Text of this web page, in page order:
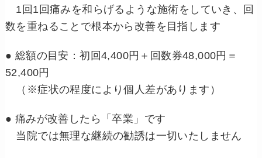
1回1回痛みを和らげるような施術をしていき、回
数を重ねることで根本から改善を目指します
● 総額の目安：初回4,400円＋回数券48,000円＝
52,400円
（※症状の程度により個人差があります）
● 痛みが改善したら「卒業」です
当院では無理な継続の勧誘は一切いたしません